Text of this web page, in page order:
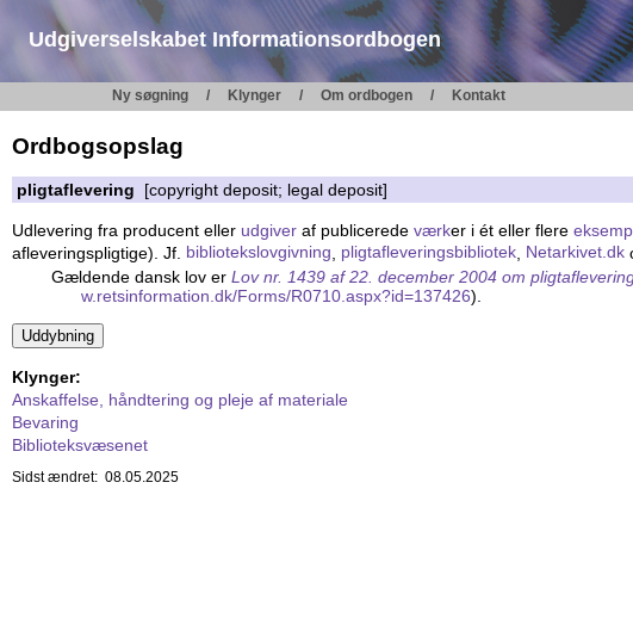
Udgiverselskabet Informationsordbogen
Ny søgning Klynger Om ordbogen Kontakt
Ordbogsopslag
pligtaflevering [copyright deposit; legal deposit]
Udlevering fra producent eller udgiver af publicerede værker i ét eller flere
afleveringspligtige). Jf. bibliotekslovgivning pligtafleveringsbibliotek Netarkivet.dk
Gældende dansk lov er Lov nr. 1439 af 22. december 2004 om
w.retsinformation.dk/Forms/R0710.aspx?id=137426).
Klynger:
Anskaffelse, håndtering og pleje af materiale
Bevaring
Biblioteksvæsenet
Sidst ændret: 08.05.2025